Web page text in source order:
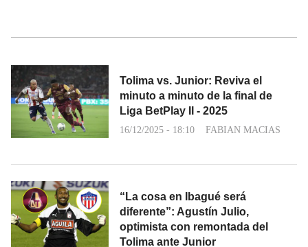
Tolima vs. Junior: Reviva el
minuto a minuto de la final de
Liga BetPlay II - 2025
16/12/2025 - 18:10 FABIAN MACIAS
“La cosa en Ibagué será
diferente”: Agustín Julio,
optimista con remontada del
Tolima ante Junior